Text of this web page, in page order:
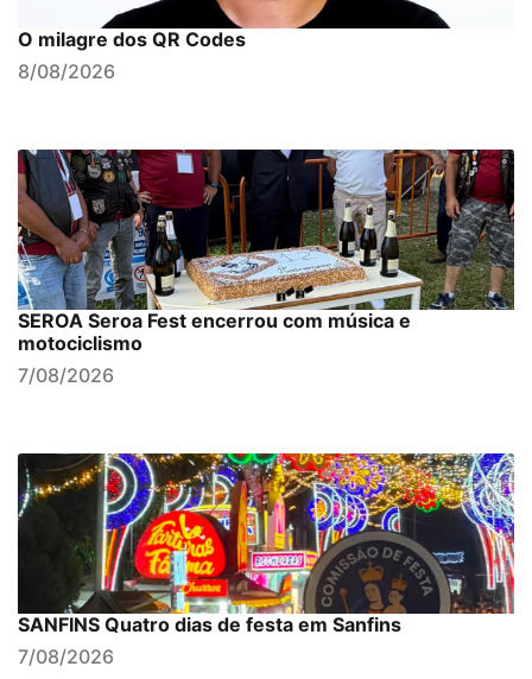
O milagre dos QR Codes
8/08/2026
SEROA Seroa Fest encerrou com música e
motociclismo
7/08/2026
SANFINS Quatro dias de festa em Sanfins
7/08/2026